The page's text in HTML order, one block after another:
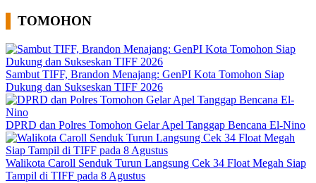
TOMOHON
Sambut TIFF, Brandon Menajang: ​GenPI Kota Tomohon Siap
Dukung dan Sukseskan TIFF 2026
DPRD dan Polres Tomohon Gelar Apel Tanggap Bencana El-Nino
Walikota Caroll Senduk Turun Langsung Cek 34 Float Megah Siap
Tampil di TIFF pada 8 Agustus